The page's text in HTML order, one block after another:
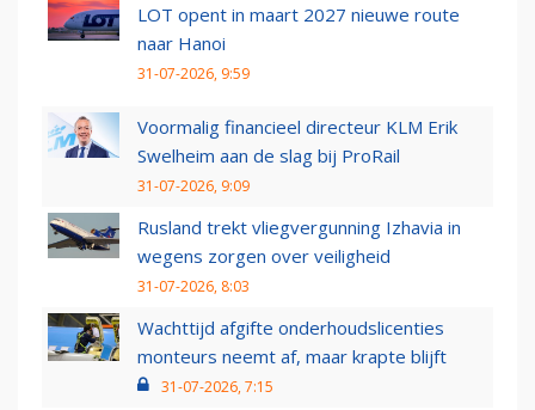
LOT opent in maart 2027 nieuwe route
naar Hanoi
31-07-2026, 9:59
Voormalig financieel directeur KLM Erik
Swelheim aan de slag bij ProRail
31-07-2026, 9:09
Rusland trekt vliegvergunning Izhavia in
wegens zorgen over veiligheid
31-07-2026, 8:03
Wachttijd afgifte onderhoudslicenties
monteurs neemt af, maar krapte blijft
31-07-2026, 7:15